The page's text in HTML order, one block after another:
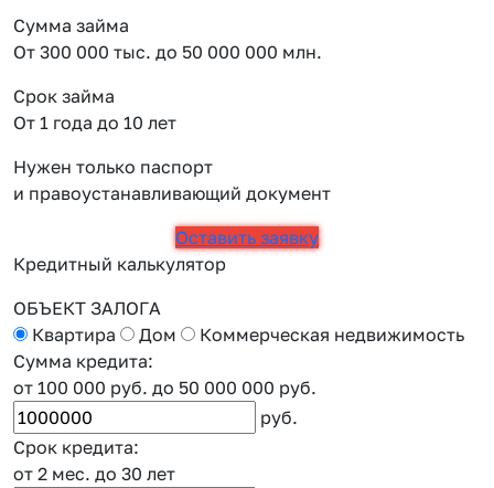
Сумма займа
От 300 000 тыс. до 50 000 000 млн.
Срок займа
От 1 года до 10 лет
Нужен только паспорт
и правоустанавливающий документ
Оставить заявку
Кредитный калькулятор
ОБЪЕКТ ЗАЛОГА
Квартира
Дом
Коммерческая недвижимость
Сумма кредита:
от 100 000 руб. до 50 000 000 руб.
руб.
Срок кредита:
от 2 мес. до 30 лет